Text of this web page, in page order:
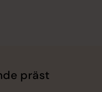
präst